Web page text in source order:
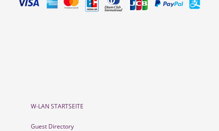
W-LAN STARTSEITE
Guest Directory